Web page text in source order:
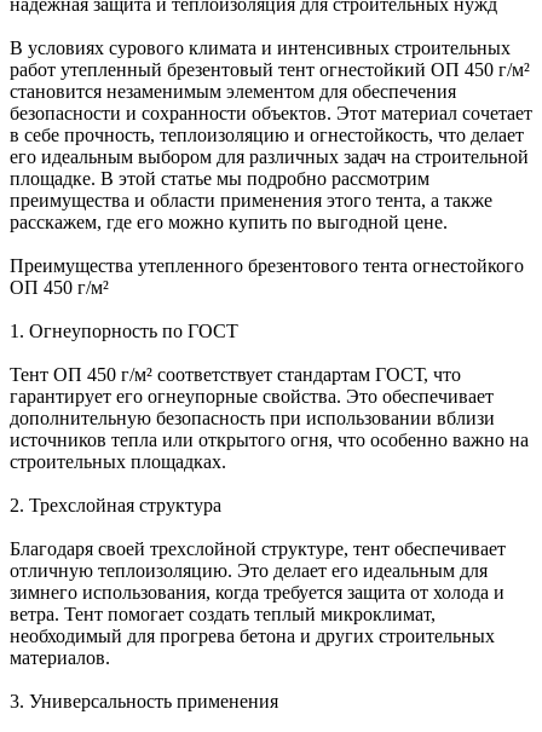
В условиях сурового климата и интенсивных строительных
работ утепленный брезентовый тент огнестойкий ОП 450 г/м²
становится незаменимым элементом для обеспечения
безопасности и сохранности объектов. Этот материал сочетает
в себе прочность, теплоизоляцию и огнестойкость, что делает
его идеальным выбором для различных задач на строительной
площадке. В этой статье мы подробно рассмотрим
преимущества и области применения этого тента, а также
расскажем, где его можно купить по выгодной цене.
Преимущества утепленного брезентового тента огнестойкого
ОП 450 г/м²
1. Огнеупорность по ГОСТ
Тент ОП 450 г/м² соответствует стандартам ГОСТ, что
гарантирует его огнеупорные свойства. Это обеспечивает
дополнительную безопасность при использовании вблизи
источников тепла или открытого огня, что особенно важно на
строительных площадках.
2. Трехслойная структура
Благодаря своей трехслойной структуре, тент обеспечивает
отличную теплоизоляцию. Это делает его идеальным для
зимнего использования, когда требуется защита от холода и
ветра. Тент помогает создать теплый микроклимат,
необходимый для прогрева бетона и других строительных
материалов.
3. Универсальность применения